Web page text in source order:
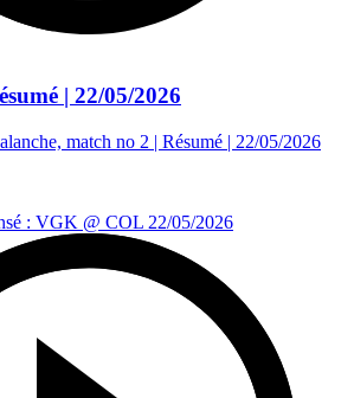
| 22/05/2026
match no 2 | Résumé | 22/05/2026